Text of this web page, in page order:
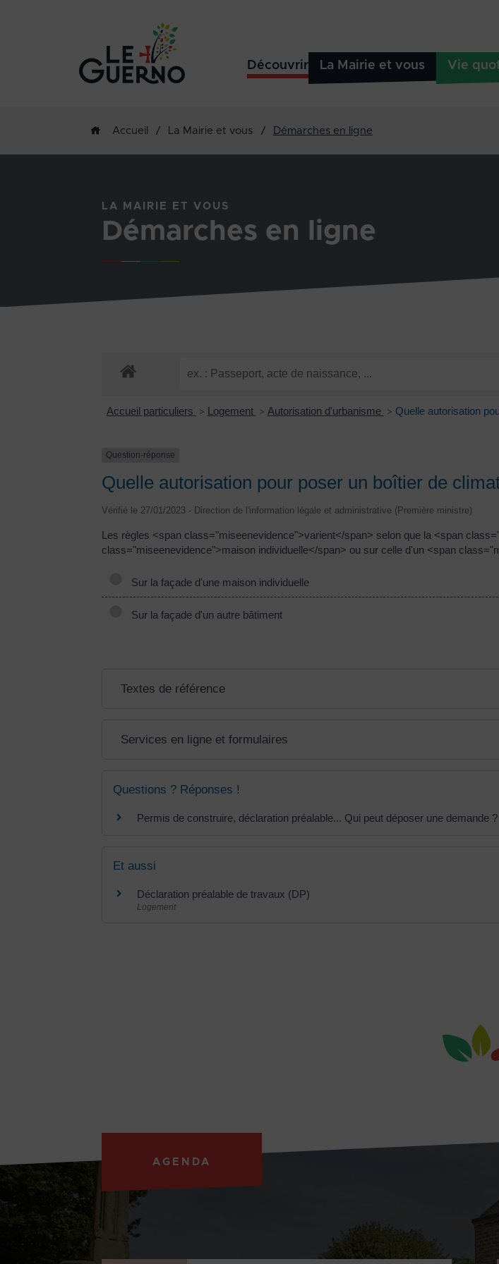
Découvrir La Mairie et vous Vie
Accueil / La Mairie et vous / Démarches en ligne
LA MAIRIE ET VOUS
Démarches en ligne
Accueil particuliers > Logement > Autorisation d'urbanisme > Quelle autorisation
Question-réponse
Quelle autorisation pour poser un boîtier de
Vérifié le 27/01/2023 - Direction de l'information légale et administrative (Première ministre)
Les règles <span class="miseenevidence">varient</span> selon que la <span
class="miseenevidence">maison individuelle</span> ou sur celle d'un <span
Sur la façade d'une maison individuelle
Sur la façade d'un autre bâtiment
Textes de référence
Services en ligne et formulaires
Questions ? Réponses !
Permis de construire, déclaration préalable... Qui peut déposer une demande ?
Et aussi
Déclaration préalable de travaux (DP)
Logement
AGENDA